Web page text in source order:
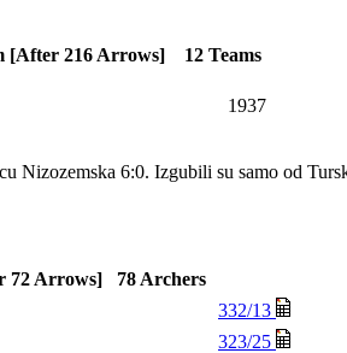
[After 216 Arrows] 12 Teams
1937
Nizozemska 6:0. Izgubili su samo od
72 Arrows] 78 Archers
332/13
323/25